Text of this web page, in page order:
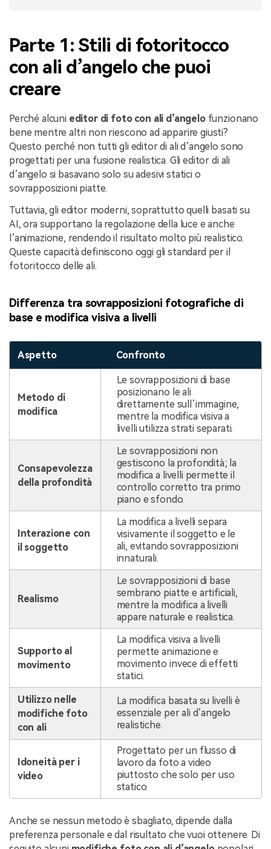
Parte 1: Stili di fotoritocco
con ali d’angelo che puoi
creare
Perché alcunieditor di foto con ali d’angelofunzionano
bene mentre altri non riescono ad apparire giusti?
Questo perché non tutti gli editor di ali d’angelo sono
progettati per una fusione realistica. Gli editor di ali
d’angelo si basavano solo su adesivi statici o
sovrapposizioni piatte.
Tuttavia, gli editor moderni, soprattutto quelli basati su
AI, ora supportano la regolazione della luce e anche
l’animazione, rendendo il risultato molto più realistico.
Queste capacità definiscono oggi gli standard per il
fotoritocco delle ali.
Differenza tra sovrapposizioni fotografiche di
base e modifica visiva a livelli
Aspetto Confronto
Metodo di
modifica
Le sovrapposizioni di base
posizionano le ali
direttamente sull’immagine,
mentre la modifica visiva a
livelli utilizza strati separati.
Consapevolezza
della profondità
Le sovrapposizioni non
gestiscono la profondità; la
modifica a livelli permette il
controllo corretto tra primo
piano e sfondo.
Interazione con
il soggetto
La modifica a livelli separa
visivamente il soggetto e le
ali, evitando sovrapposizioni
innaturali.
Realismo
Le sovrapposizioni di base
sembrano piatte e artificiali,
mentre la modifica a livelli
appare naturale e realistica.
Supporto al
movimento
La modifica visiva a livelli
permette animazione e
movimento invece di effetti
statici.
Utilizzo nelle
modifiche foto
con ali
La modifica basata su livelli è
essenziale per ali d’angelo
realistiche.
Idoneità per i
video
Progettato per un flusso di
lavoro da foto a video
piuttosto che solo per uso
statico.
Anche se nessun metodo è sbagliato, dipende dalla
preferenza personale e dal risultato che vuoi ottenere. Di